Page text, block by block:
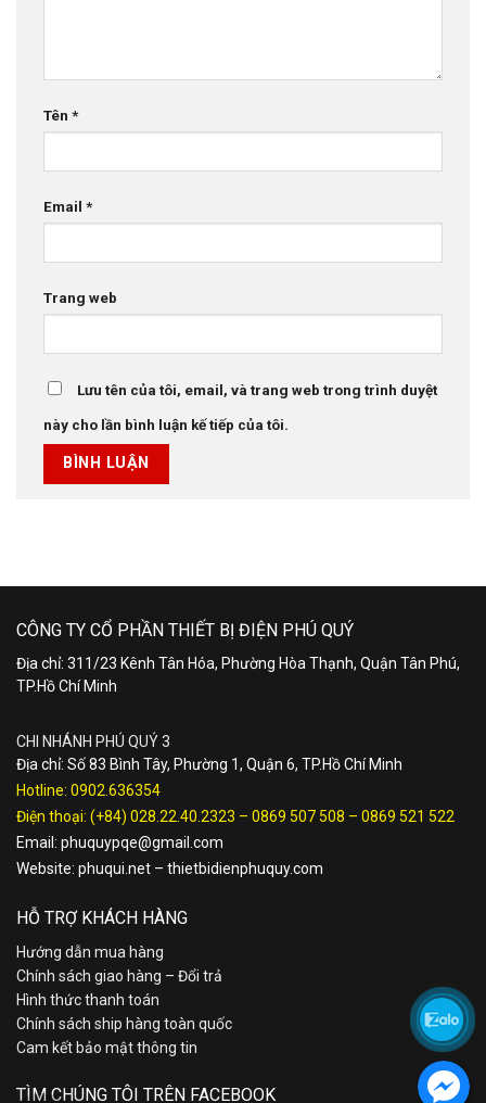
Tên *
Email *
Trang web
Lưu tên của tôi, email, và trang web trong trình duyệt
này cho lần bình luận kế tiếp của tôi.
CÔNG TY CỔ PHẦN THIẾT BỊ ĐIỆN PHÚ QUÝ
Địa chỉ: 311/23 Kênh Tân Hóa, Phường Hòa Thạnh, Quận Tân Phú,
TP.Hồ Chí Minh
CHI NHÁNH PHÚ QUÝ 3
Địa chỉ: Số 83 Bình Tây, Phường 1, Quận 6, TP.Hồ Chí Minh
Hotline: 0902.636354
Điện thoại: (+84) 028.22.40.2323 – 0869 507 508 – 0869 521 522
Email: phuquypqe@gmail.com
Website: phuqui.net – thietbidienphuquy.com
HỖ TRỢ KHÁCH HÀNG
Hướng dẫn mua hàng
Chính sách giao hàng – Đổi trả
Hình thức thanh toán
Chính sách ship hàng toàn quốc
Cam kết bảo mật thông tin
TÌM CHÚNG TÔI TRÊN FACEBOOK